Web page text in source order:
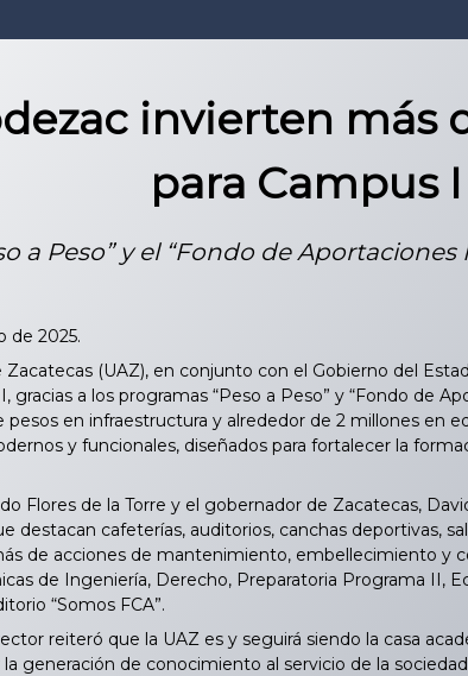
invierten más
para Campus I
a Peso” y el “Fondo de
de 2025.
(UAZ), en conjunto con el Gobierno del
gracias a los programas “Peso a Peso” y “Fondo de
pesos en infraestructura y alrededor de 2 millones en
y funcionales, diseñados para fortalecer la
Flores de la Torre y el gobernador de Zacatecas,
destacan cafeterías, auditorios, canchas deportivas,
de acciones de mantenimiento, embellecimiento y
de Ingeniería, Derecho, Preparatoria Programa II,
“Somos FCA”.
reiteró que la UAZ es y seguirá siendo la casa
generación de conocimiento al servicio de la